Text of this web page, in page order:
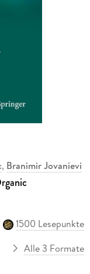
, Branimir Jovanievi
1500 Lesepunkte
Alle 3 Formate